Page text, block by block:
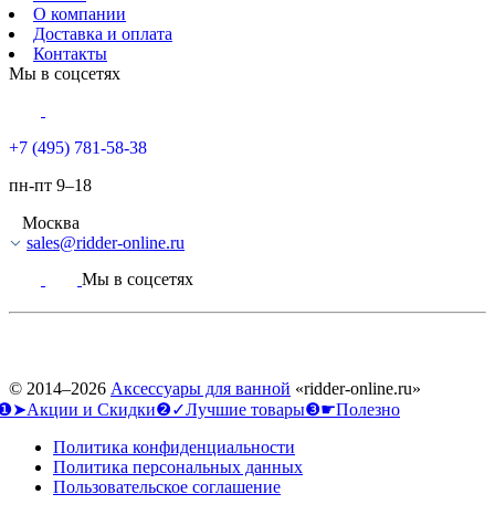
О компании
Доставка и оплата
Контакты
Мы в соцсетях
+7 (495) 781-58-38
пн-пт 9–18
Москва
sales@ridder-online.ru
Мы в соцсетях
© 2014–2026 Аксессуары для ванной «ridder-online.ru»
и Скидки❷✓Лучшие товары❸☛Полезно
Политика конфиденциальности
Политика персональных данных
Пользовательское соглашение